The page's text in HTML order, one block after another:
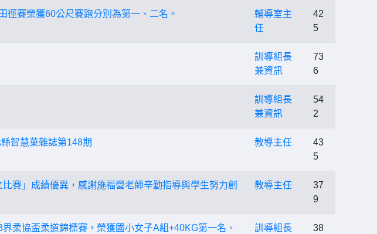
徑賽榮獲60公尺賽跑分別為第一、二名。
輔導室主
任
42
5
訓導組長
兼資訊
73
6
訓導組長
兼資訊
54
2
智慧菓雜誌第148期 教導主任
43
5
賽」成績優異，感謝施福營老師辛勤指導與學生努力創
教導主任
37
9
柔協盃柔道錦標賽，榮獲國小女子A組+40KG第一名、
訓導組長
38